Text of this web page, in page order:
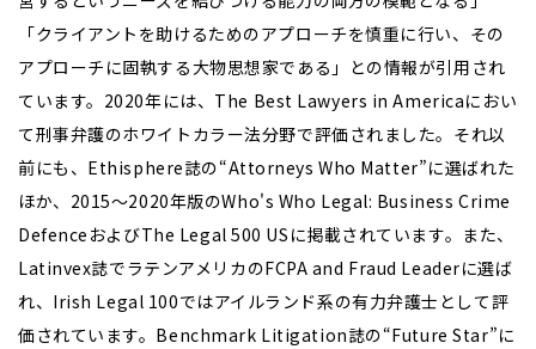
「クライアントを助けるためのアプローチを慎重に行い、その
アプローチに固執する大物思想家である」との情報が引用され
ています。2020年には、The Best Lawyers in Americaにおい
て刑事弁護のホワイトカラー法分野で評価されました。それ以
前にも、Ethisphere誌の“Attorneys Who Matter”に選ばれた
ほか、2015～2020年版のWho's Who Legal: Business Crime
DefenceおよびThe Legal 500 USに掲載されています。また、
Latinvex誌でラテンアメリカのFCPA and Fraud Leaderに選ば
れ、Irish Legal 100ではアイルランド系の有力弁護士として評
価されています。Benchmark Litigation誌の“Future Star”に